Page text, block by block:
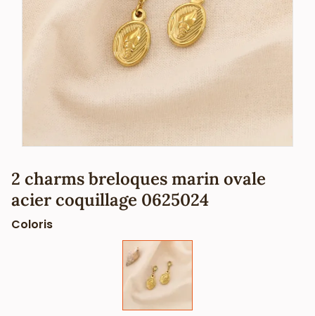
2 charms breloques marin ovale
acier coquillage 0625024
Coloris